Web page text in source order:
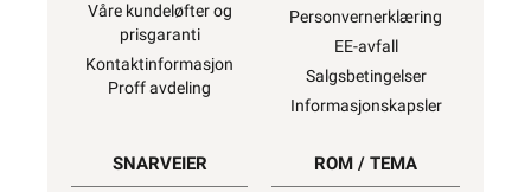
Våre kundeløfter og
prisgaranti
Kontaktinformasjon
Proff avdeling
Personvernerklæring
EE-avfall
Salgsbetingelser
Informasjonskapsler
SNARVEIER ROM / TEMA